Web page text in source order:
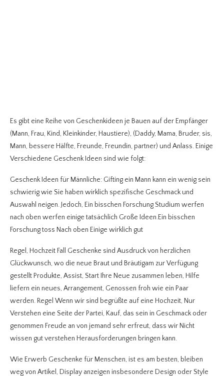
Es gibt eine Reihe von Geschenkideen je Bauen auf der Empfänger
(Mann, Frau, Kind, Kleinkinder, Haustiere), (Daddy, Mama, Bruder, sis,
Mann, bessere Hälfte, Freunde, Freundin, partner) und Anlass. Einige
Verschiedene Geschenk Ideen sind wie folgt:
Geschenk Ideen für Männliche: Gifting ein Mann kann ein wenig sein
schwierig wie Sie haben wirklich spezifische Geschmack und
Auswahl neigen. Jedoch, Ein bisschen Forschung Studium werfen
nach oben werfen einige tatsächlich Große Ideen.Ein bisschen
Forschung toss Nach oben Einige wirklich gut
Regel, Hochzeit Fall Geschenke sind Ausdruck von herzlichen
Glückwunsch, wo die neue Braut und Bräutigam zur Verfügung
gestellt Produkte, Assist, Start Ihre Neue zusammen leben, Hilfe
liefern ein neues, Arrangement, Genossen froh wie ein Paar
werden. Regel Wenn wir sind begrüßte auf eine Hochzeit, Nur
Verstehen eine Seite der Partei, Kauf, das sein in Geschmack oder
genommen Freude an von jemand sehr erfreut, dass wir Nicht
wissen gut verstehen Herausforderungen bringen kann.
Wie Erwerb Geschenke für Menschen, ist es am besten, bleiben
weg von Artikel, Display anzeigen insbesondere Design oder Style